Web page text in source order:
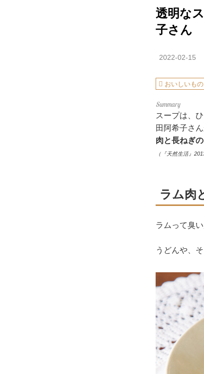
透明な
子さん
2022-02-15
おいしいもの
スープは、
田阿希子さ
肉と長ねぎの
（『天然生活』
ラム肉
ラムって臭
うどんや、